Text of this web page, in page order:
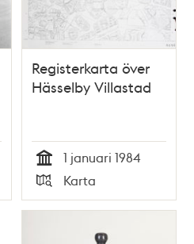
Registerkarta över
Hässelby Villastad
Tid
1 januari 1984
Typ
Karta